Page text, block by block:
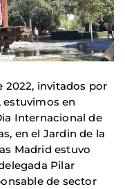
2022, invitados por
en
Internacional de
en el Jardin de la
Madrid estuvo
Pilar
de sector